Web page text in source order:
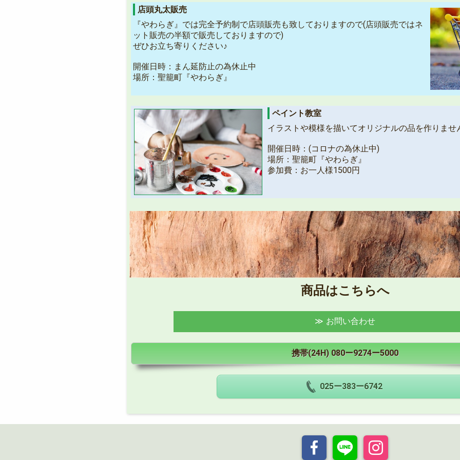
店頭丸太販売
『やわらぎ』では完全予約制で店頭販売も致しておりますので(店頭販売ではネ
ット販売の半額で販売しておりますので)
ぜひお立ち寄りください♪
開催日時：まん延防止の為休止中
場所：聖籠町『やわらぎ』
ペイント教室
イラストや模様を描いてオリジナルの品を作りませ
開催日時：(コロナの為休止中)
場所：聖籠町『やわらぎ』
参加費：お一人様1500円
商品はこちらへ
お問い合わせ
携帯(24H) 080ー9274ー5000
025ー383ー6742